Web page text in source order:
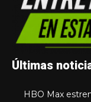
Últimas
HBO Max